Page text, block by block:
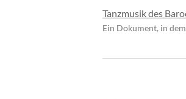
Tanzmusik des
Ein Dokument, in